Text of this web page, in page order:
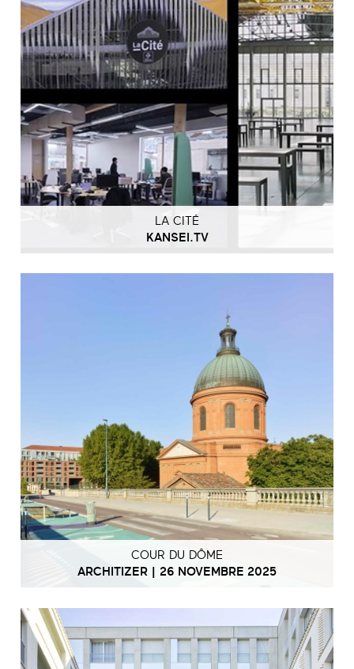
LA CITÉ
KANSEI.TV
COUR DU DÔME
ARCHITIZER | 26 NOVEMBRE 2025